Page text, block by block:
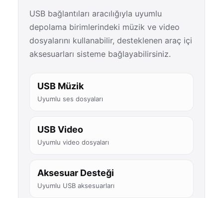
USB bağlantıları aracılığıyla uyumlu
depolama birimlerindeki müzik ve video
dosyalarını kullanabilir, desteklenen araç içi
aksesuarları sisteme bağlayabilirsiniz.
USB Müzik
Uyumlu ses dosyaları
USB Video
Uyumlu video dosyaları
Aksesuar Desteği
Uyumlu USB aksesuarları